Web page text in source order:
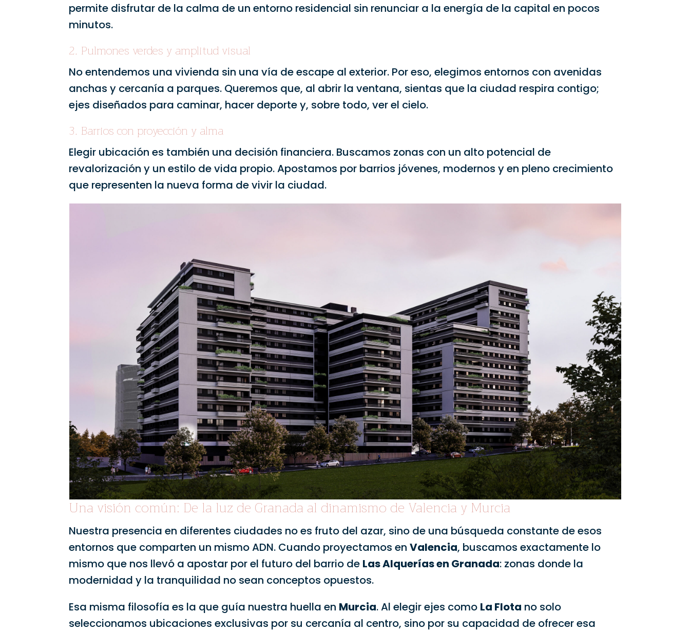
permite disfrutar de la calma de un entorno residencial sin renunciar a la energía de la capital en pocos
minutos.
2. Pulmones verdes y amplitud visual
No entendemos una vivienda sin una vía de escape al exterior. Por eso, elegimos entornos con avenidas
anchas y cercanía a parques. Queremos que, al abrir la ventana, sientas que la ciudad respira contigo;
ejes diseñados para caminar, hacer deporte y, sobre todo, ver el cielo.
3. Barrios con proyección y alma
Elegir ubicación es también una decisión financiera. Buscamos zonas con un alto potencial de
revalorización y un estilo de vida propio. Apostamos por barrios jóvenes, modernos y en pleno crecimiento
que representen la nueva forma de vivir la ciudad.
Una visión común: De la luz de Granada al dinamismo de Valencia y Murcia
Nuestra presencia en diferentes ciudades no es fruto del azar, sino de una búsqueda constante de esos
entornos que comparten un mismo ADN. Cuando proyectamos enValencia, buscamos exactamente lo
mismo que nos llevó a apostar por el futuro del barrio de Las Alquerías en Granada: zonas donde la
modernidad y la tranquilidad no sean conceptos opuestos.
Esa misma filosofía es la que guía nuestra huella en Murcia. Al elegir ejes como La Flota no solo
seleccionamos ubicaciones exclusivas por su cercanía al centro, sino por su capacidad de ofrecer esa